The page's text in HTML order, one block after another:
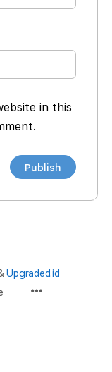
in this
Upgraded.id